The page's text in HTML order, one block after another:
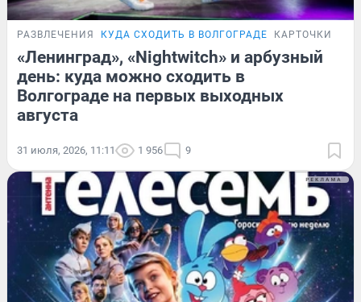
РАЗВЛЕЧЕНИЯ КУДА СХОДИТЬ В ВОЛГОГРАДЕ КАРТОЧКИ
«Ленинград», «Nightwitch» и арбузный
день: куда можно сходить в
Волгограде на первых выходных
августа
31 июля, 2026, 11:11 1 956 9